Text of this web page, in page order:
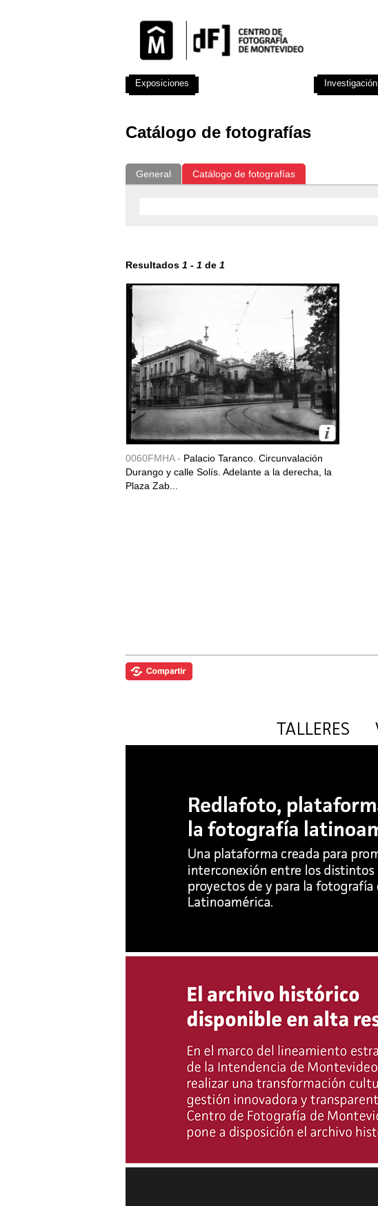
Catálogo de fotografías
General Catálogo de fotografías
Resultados 1 - 1 de 1
0060FMHA - Palacio Taranco. Circunvalación
Durango y calle Solís. Adelante a la derecha, la
Plaza Zab...
Exposiciones Investigación